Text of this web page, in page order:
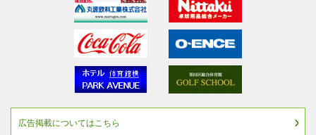
広告掲載についてはこちら